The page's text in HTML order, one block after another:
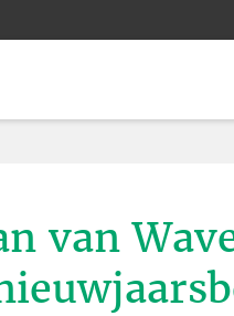
van